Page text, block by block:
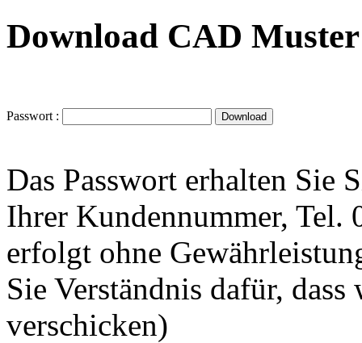
Download CAD
Passwort :
Das Passwort erhalten Sie
Ihrer Kundennummer, Tel.
erfolgt ohne
Sie Verständnis dafür,
verschicken)